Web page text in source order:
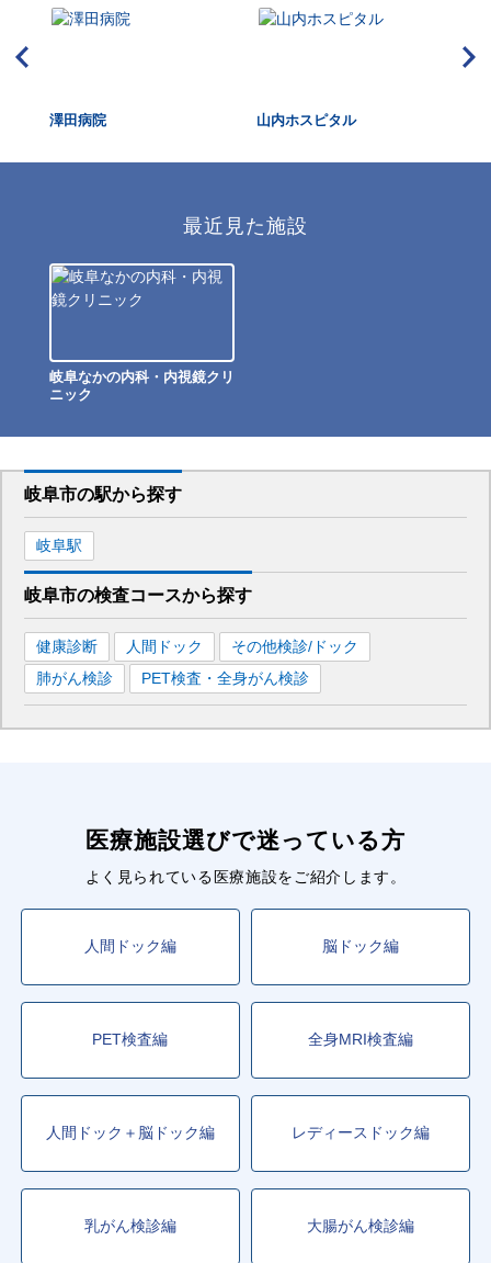
澤田病院 山内ホスピタル
最近見た施設
岐阜なかの内科・内視鏡クリ
ニック
岐阜市の駅から探す
岐阜駅
岐阜市の検査コースから探す
健康診断 人間ドック
その他検診/ドック
肺がん検診
PET検査・全身がん検診
医療施設選びで迷っている方
よく見られている医療施設をご紹介します。
人間ドック編 脳ドック編
PET検査編 全身MRI検査編
人間ドック＋脳ドック編 レディースドック編
乳がん検診編 大腸がん検診編